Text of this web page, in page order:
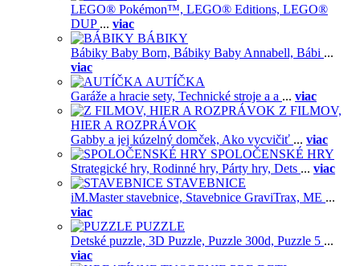
LEGO® Pokémon™, LEGO® Editions, LEGO®
DUP ... viac
BÁBIKY
Bábiky Baby Born, Bábiky Baby Annabell, Bábi ...
viac
AUTÍČKA
Garáže a hracie sety, Technické stroje a a ... viac
Z FILMOV,
HIER A ROZPRÁVOK
Gabby a jej kúzelný domček, Ako vycvičiť ... viac
SPOLOČENSKÉ HRY
Strategické hry, Rodinné hry, Párty hry, Dets ... viac
STAVEBNICE
iM.Master stavebnice, Stavebnice GraviTrax, ME ...
viac
PUZZLE
Detské puzzle, 3D Puzzle, Puzzle 300d, Puzzle 5 ...
viac